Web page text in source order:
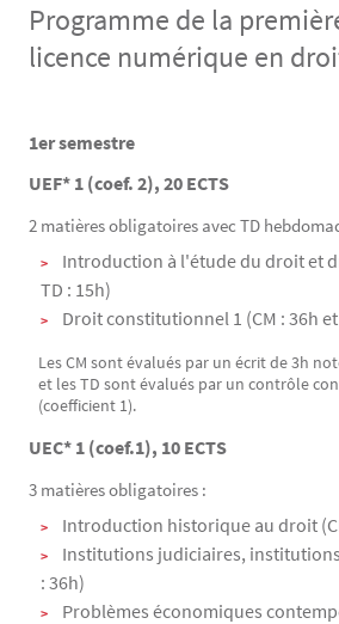
Programme de la
licence numérique en
Texte
1er semestre
UEF* 1 (coef. 2), 20 ECTS
2 matières obligatoires avec TD
Introduction à l'étude du droit et
TD : 15h)
Droit constitutionnel 1 (CM : 36h et
Les CM sont évalués par un écrit de 3h
et les TD sont évalués par un contrôle
(coefficient 1).
UEC* 1 (coef.1), 10 ECTS
3 matières obligatoires :
Introduction historique au droit
Institutions judiciaires,
: 36h)
Problèmes économiques